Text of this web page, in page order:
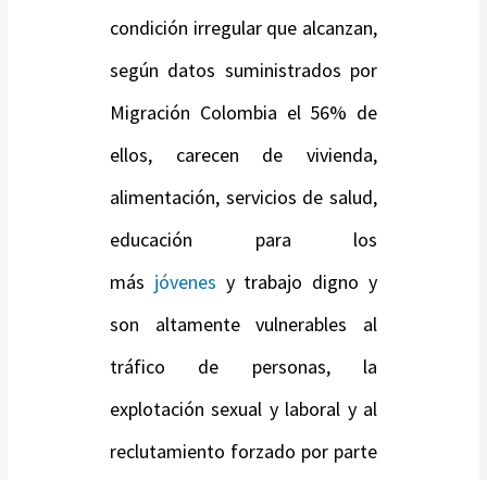
condición irregular que alcanzan,
según datos suministrados por
Migración Colombia el 56% de
ellos, carecen de vivienda,
alimentación, servicios de salud,
educación para los
más jóvenes y trabajo digno y
son altamente vulnerables al
tráfico de personas, la
explotación sexual y laboral y al
reclutamiento forzado por parte